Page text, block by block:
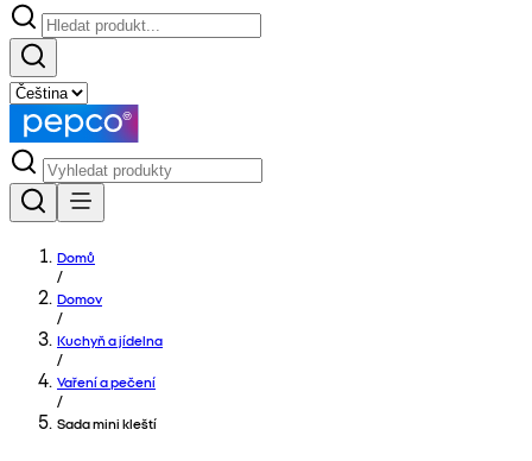
Domů
/
Domov
/
Kuchyň a jídelna
/
Vaření a pečení
/
Sada mini kleští